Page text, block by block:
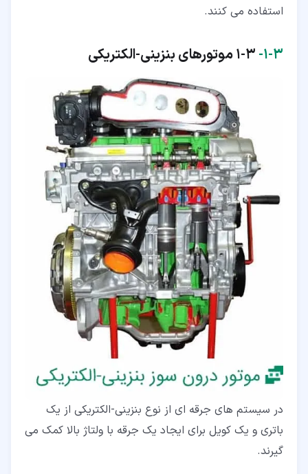
استفاده می کنند.
۳‏-‏۱‏- 1-3 موتورهای بنزینی-الکتریکی
در سیستم های جرقه ای از نوع بنزینی-الکتریکی از یک
باتری و یک کویل برای ایجاد یک جرقه با ولتاژ بالا کمک می
گیرند.